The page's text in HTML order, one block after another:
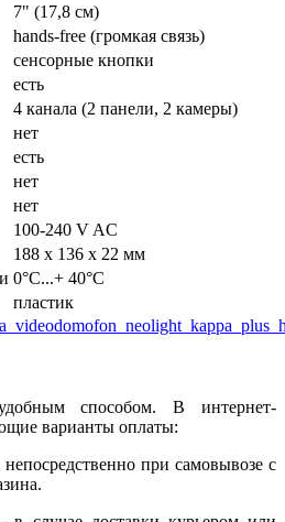
7" (17,8 см)
hands-free (громкая связь)
сенсорные кнопки
есть
4 канала (2 панели, 2 камеры)
нет
есть
нет
нет
100-240 V AC
188 х 136 х 22 мм
0°C...+ 40°C
пластик
способом. В интернет-
варианты оплаты:
при самовывозе с